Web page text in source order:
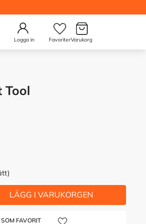
Logga in
Önskelista
Kundvagn
Tool